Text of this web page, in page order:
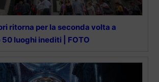
ritorna per la seconda volta a
50 luoghi inediti | FOTO